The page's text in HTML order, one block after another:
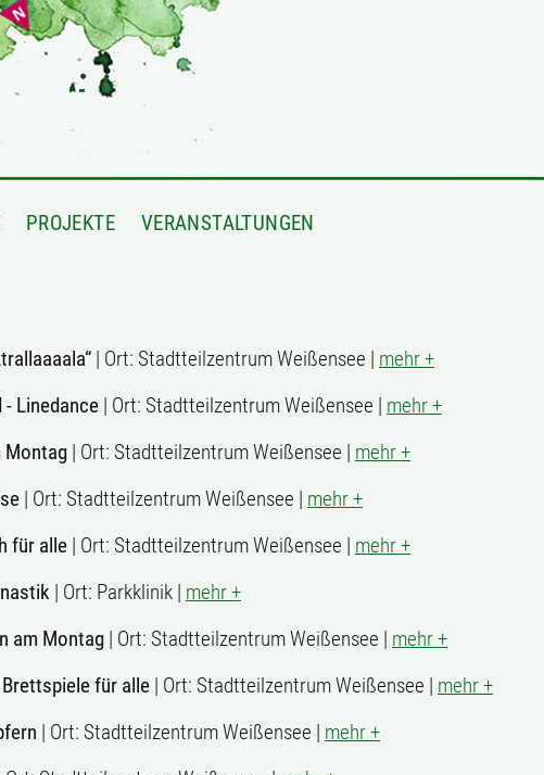
PROJEKTE VERANSTALTUNGEN
| Ort: Stadtteilzentrum Weißensee | mehr +
- Linedance | Ort: Stadtteilzentrum Weißensee | mehr +
Montag | Ort: Stadtteilzentrum Weißensee | mehr +
| Ort: Stadtteilzentrum Weißensee | mehr +
für alle | Ort: Stadtteilzentrum Weißensee | mehr +
| Ort: Parkklinik | mehr +
am Montag | Ort: Stadtteilzentrum Weißensee | mehr +
für alle | Ort: Stadtteilzentrum Weißensee | mehr +
| Ort: Stadtteilzentrum Weißensee | mehr +